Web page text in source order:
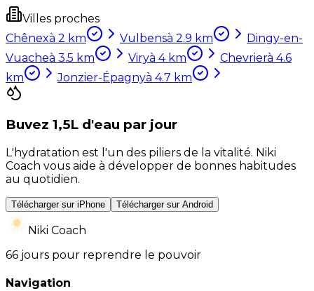
Villes proches
Chênexà 2 km Vulbensà 2.9 km
Dingy-en-
Vuacheà 3.5 km Viryà 4km Chevrierà 4.6
km
Jonzier-Épagnyà 4.7 km
Buvez 1,5L d'eau par jour
L'hydratation est l'un des piliers de la vitalité. Niki
Coach vous aide à développer de bonnes habitudes
au quotidien.
Télécharger sur iPhone Télécharger sur Android
Niki Coach
66 jours pour reprendre le pouvoir
Navigation